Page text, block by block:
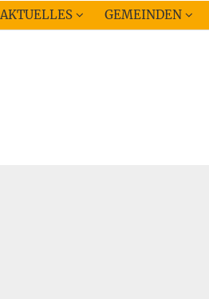
AKTUELLES GEMEINDEN